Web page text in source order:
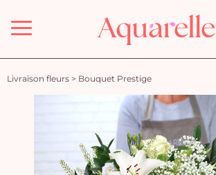
Menu
Livraison fleurs > Bouquet Prestige